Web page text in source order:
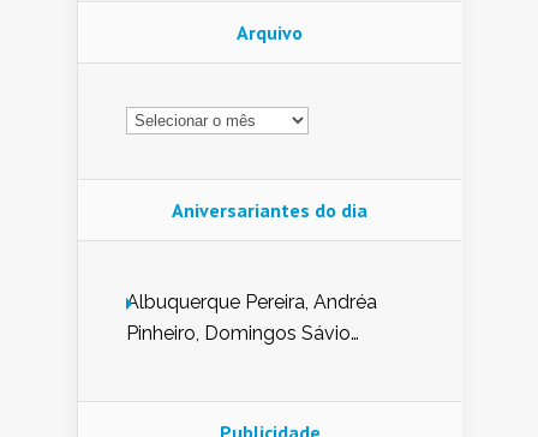
Arquivo
Arquivo
Aniversariantes do dia
Albuquerque Pereira, Andréa
Pinheiro, Domingos Sávio
Nunes de Sena, Fátima Peixoto,
Publicidade